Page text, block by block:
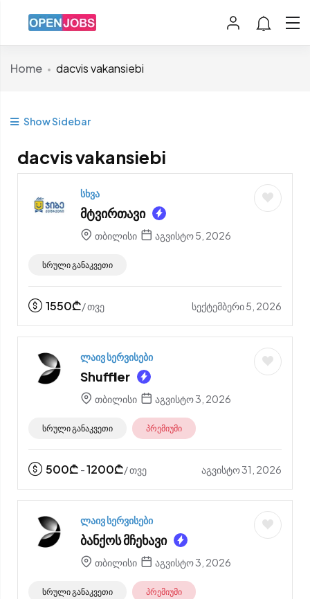
Home dacvis vakansiebi
Show Sidebar
dacvis vakansiebi
სხვა
მტვირთავი
თბილისი აგვისტო 5, 2026
სრული განაკვეთი
1550₾/ თვე სექტემბერი 5, 2026
ლაივ სერვისები
Shuffler
თბილისი აგვისტო 3, 2026
სრული განაკვეთი პრემიუმი
500₾ -1200₾/ თვე აგვისტო 31, 2026
ლაივ სერვისები
ბანქოს მჩეხავი
თბილისი აგვისტო 3, 2026
სრული განაკვეთი პრემიუმი